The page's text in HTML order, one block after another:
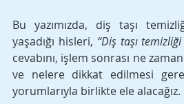
Bu yazımızda, diş taşı
yaşadığı hisleri, “Diş taşı temizliği
cevabını, işlem sonrası ne
ve nelere dikkat edilmesi
yorumlarıyla birlikte ele alacağız.